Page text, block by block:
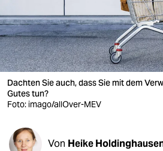
nord
wahrheit
verlag
verlag
shop
Dachten Sie auch, dass Sie mit dem
Gutes tun?
Foto: imago/allOver-MEV
Von Heike